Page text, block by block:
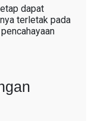
dapat
terletak pada